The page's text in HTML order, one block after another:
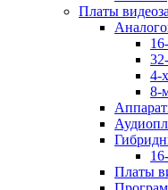
Платы
4-
8-
Платы